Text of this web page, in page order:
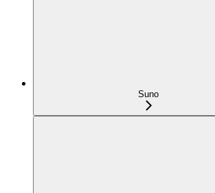
Suno